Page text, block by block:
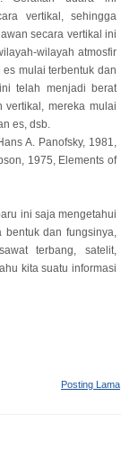
vertikal, sehingga
secara vertikal ini
wilayah atmosfir
mulai terbentuk dan
telah menjadi berat
mereka mulai
es, dsb.
A. Panofsky, 1981,
1975, Elements of
ini saja mengetahui
bentuk dan fungsinya,
terbang, satelit,
kita suatu informasi
Posting Lama